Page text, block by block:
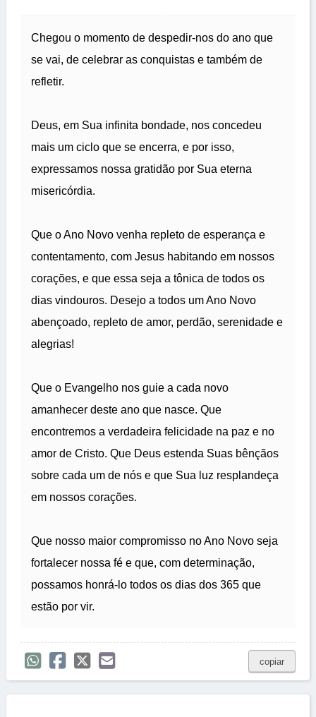
Chegou o momento de despedir-nos do ano que
se vai, de celebrar as conquistas e também de
refletir.
Deus, em Sua infinita bondade, nos concedeu
mais um ciclo que se encerra, e por isso,
expressamos nossa gratidão por Sua eterna
misericórdia.
Que o Ano Novo venha repleto de esperança e
contentamento, com Jesus habitando em nossos
corações, e que essa seja a tônica de todos os
dias vindouros. Desejo a todos um Ano Novo
abençoado, repleto de amor, perdão, serenidade e
alegrias!
Que o Evangelho nos guie a cada novo
amanhecer deste ano que nasce. Que
encontremos a verdadeira felicidade na paz e no
amor de Cristo. Que Deus estenda Suas bênçãos
sobre cada um de nós e que Sua luz resplandeça
em nossos corações.
Que nosso maior compromisso no Ano Novo seja
fortalecer nossa fé e que, com determinação,
possamos honrá-lo todos os dias dos 365 que
estão por vir.
copiar